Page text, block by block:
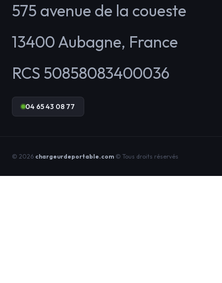
575 avenue de la coueste
13400 Aubagne, France
RCS 50858083400036
04 65 43 08 77
© 2026 chargeurdeportable.com © Tous droits réservés